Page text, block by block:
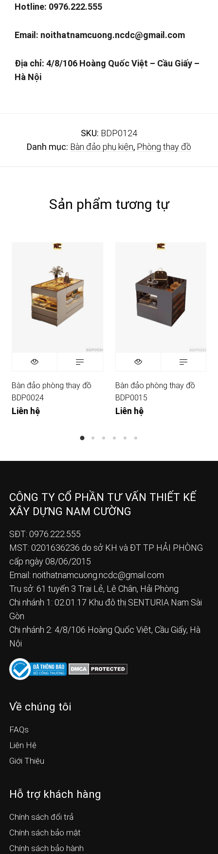
Hotline: 0976.222.555
Email: noithatnamcuong.ncdc@gmail.com
Địa chỉ: 4/8/106 Hoàng Quốc Việt – Cầu Giấy –
Hà Nội
SKU: BDP0124
Danh mục: Bàn đảo phụ kiện, Phòng thay đồ
Sản phẩm tương tự
Bàn đảo phòng thay đồ
BDP0024
Liên hệ
Bàn đảo phòng thay đồ
BDP0015
Liên hệ
CÔNG TY CỔ PHẦN TƯ VẤN THIẾT KẾ
XÂY DỰNG NAM CƯỜNG
SĐT: 0976.222.555
MST: 0201636236 do sở KH và ĐT TP HẢI PHÒNG
cấp ngày 08/06/2015
Email: noithatnamcuong.ncdc@gmail.com
Trụ sở: 61 tuyến 3 Trại Lẻ, Lê Chân, Hải Phòng
Chi nhánh 1: 02.01.17 Khu đô thị SENTURIA Nam Sài
Gòn
Chi nhánh 2: 4/8/106 Hoàng Quốc Việt, Cầu Giấy, Hà
Nội
Về chúng tôi
FAQs
Liên Hệ
Giới Thiệu
Hỗ trợ khách hàng
Chính sách đổi trả
Chính sách bảo mật
Chính sách bảo hành